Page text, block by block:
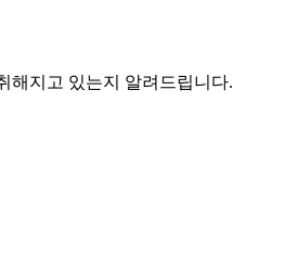
해지고 있는지 알려드립니다.